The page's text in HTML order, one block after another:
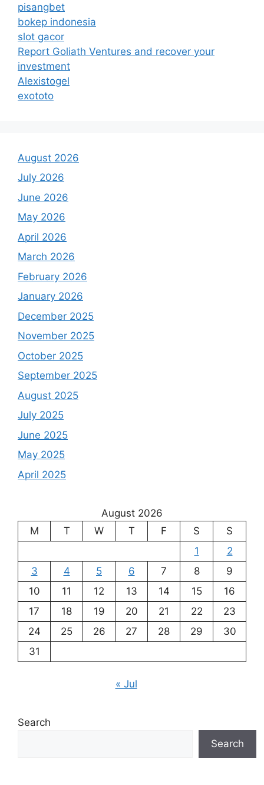
pisangbet
bokep indonesia
slot gacor
Report Goliath Ventures and recover your
investment
Alexistogel
exototo
August 2026
July 2026
June 2026
May 2026
April 2026
March 2026
February 2026
January 2026
December 2025
November 2025
October 2025
September 2025
August 2025
July 2025
June 2025
May 2025
April 2025
August 2026
M
T W T F S
S
1
2
3
4 5 6 7 8
9
10
11 12 13 14 15
16
17
18 19 20 21 22
23
24
25 26 27 28 29
30
31
« Jul
Search
Search